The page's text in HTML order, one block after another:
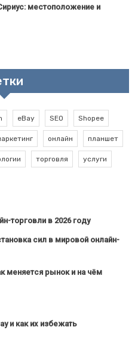
местоположение и
eBay SEO Shopee
онлайн планшет
торговля услуги
торговли в 2026 году
сил в мировой онлайн-
меняется рынок и на чём
и как их избежать